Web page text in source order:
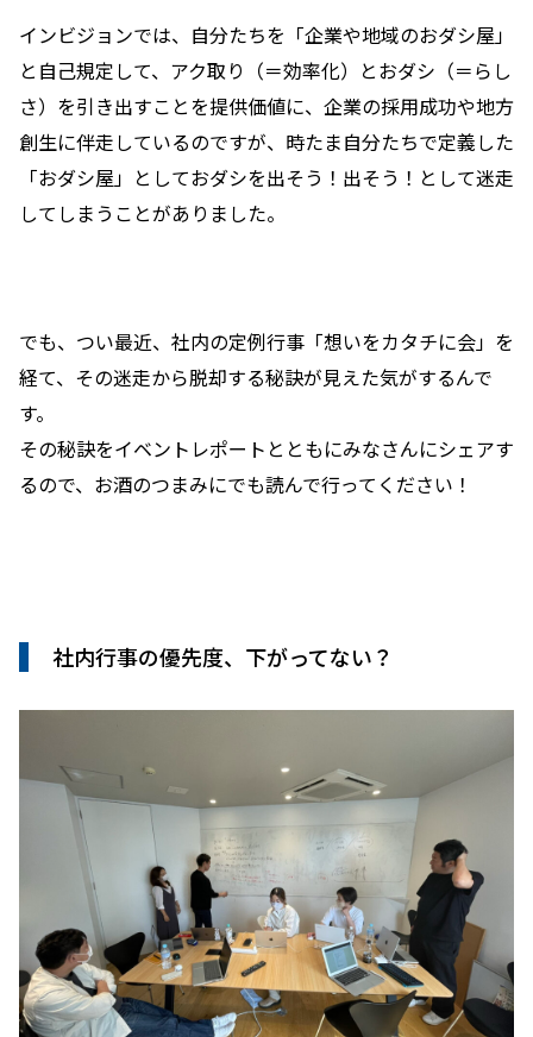
インビジョンでは、自分たちを「企業や地域のおダシ屋」
と自己規定して、アク取り（＝効率化）とおダシ（＝らし
さ）を引き出すことを提供価値に、企業の採用成功や地方
創生に伴走しているのですが、時たま自分たちで定義した
「おダシ屋」としておダシを出そう！出そう！として迷走
してしまうことがありました。
でも、つい最近、社内の定例行事「想いをカタチに会」を
経て、その迷走から脱却する秘訣が見えた気がするんで
す。
その秘訣をイベントレポートとともにみなさんにシェアす
るので、お酒のつまみにでも読んで行ってください！
社内行事の優先度、下がってない？